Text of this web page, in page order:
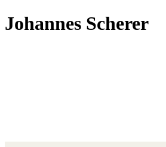
Johannes Scherer